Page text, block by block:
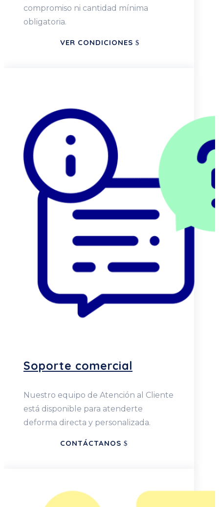
compromiso ni cantidad mínima
obligatoria.
VER CONDICIONES
Soporte comercial
Nuestro equipo de Atención al Cliente
está disponible para atenderte
deforma directa y personalizada.
CONTÁCTANOS